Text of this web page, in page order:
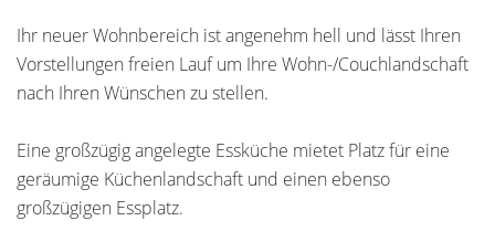
Ihr neuer Wohnbereich ist angenehm hell und lässt Ihren
Vorstellungen freien Lauf um Ihre Wohn-/Couchlandschaft
nach Ihren Wünschen zu stellen.
Eine großzügig angelegte Essküche mietet Platz für eine
geräumige Küchenlandschaft und einen ebenso
großzügigen Essplatz.